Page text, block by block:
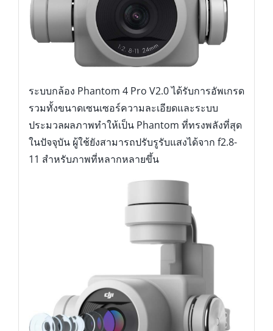
ระบบกล้อง Phantom 4 Pro V2.0 ได้รับการอัพเกรด
รวมทั้งขนาดเซนเซอร์ความละเอียดและระบบ
ประมวลผลภาพทำให้เป็น Phantom ที่ทรงพลังที่สุด
ในปัจจุบัน ผู้ใช้ยังสามารถปรับรูรับแสงได้จาก f2.8-
11 สำหรับภาพที่หลากหลายขึ้น